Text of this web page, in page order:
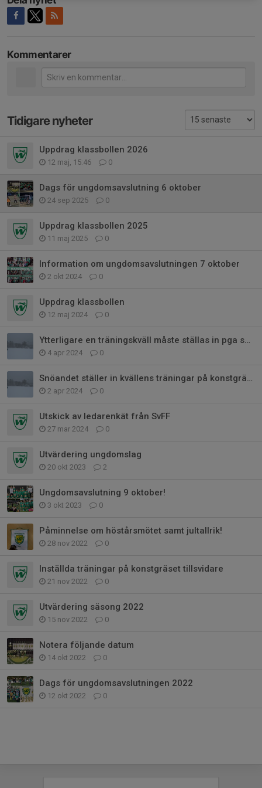
Kommentarer
Tidigare nyheter
Uppdrag klassbollen 2026
12 maj, 15:46 0
Dags för ungdomsavslutning 6 oktober
24 sep 2025 0
Uppdrag klassbollen 2025
11 maj 2025 0
Information om ungdomsavslutningen 7 oktober
2 okt 2024 0
Uppdrag klassbollen
12 maj 2024 0
Ytterligare en träningskväll måste ställas in pga snöandet!
4 apr 2024 0
Snöandet ställer in kvällens träningar på konstgräset
2 apr 2024 0
Utskick av ledarenkät från SvFF
27 mar 2024 0
Utvärdering ungdomslag
20 okt 2023 2
Ungdomsavslutning 9 oktober!
3 okt 2023 0
Påminnelse om höstårsmötet samt jultallrik!
28 nov 2022 0
Inställda träningar på konstgräset tillsvidare
21 nov 2022 0
Utvärdering säsong 2022
15 nov 2022 0
Notera följande datum
14 okt 2022 0
Dags för ungdomsavslutningen 2022
12 okt 2022 0